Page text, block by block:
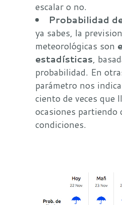
escalar o no.
Probabilidad
ya sabes, la
meteorológicas son
estadísticas,
probabilidad. En
parámetro nos
ciento de veces que
ocasiones partiendo
condiciones.